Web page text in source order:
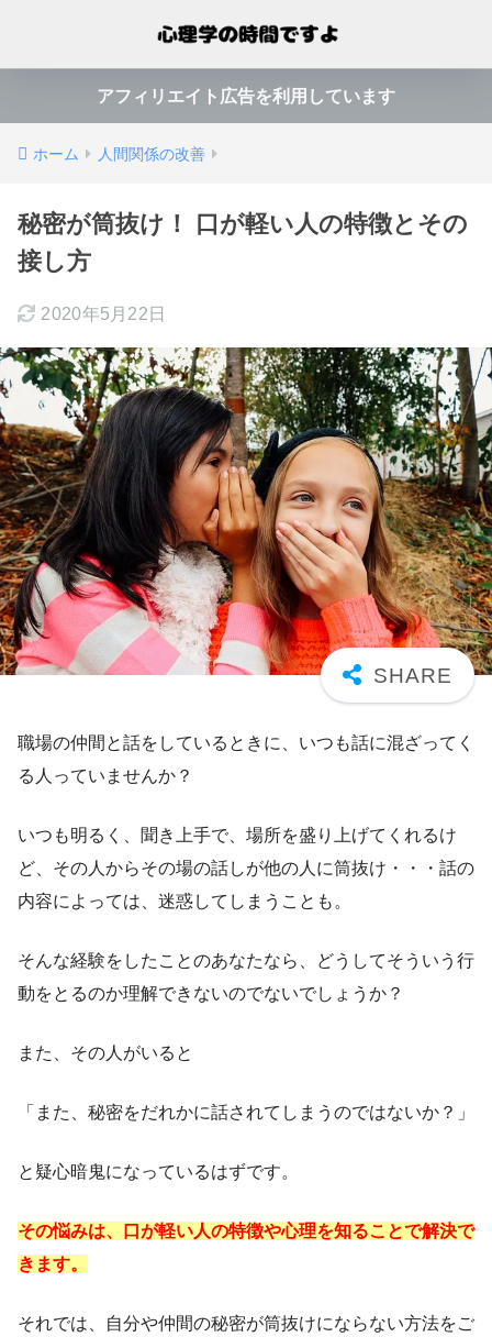
アフィリエイト広告を利用しています
ホーム 人間関係の改善
秘密が筒抜け！ 口が軽い人の特徴とその
接し方
2020年5月22日
職場の仲間と話をしているときに、いつも話に混ざってく
る人っていませんか？
いつも明るく、聞き上手で、場所を盛り上げてくれるけ
ど、その人からその場の話しが他の人に筒抜け・・・話の
内容によっては、迷惑してしまうことも。
そんな経験をしたことのあなたなら、どうしてそういう行
動をとるのか理解できないのでないでしょうか？
また、その人がいると
「また、秘密をだれかに話されてしまうのではないか？」
と疑心暗鬼になっているはずです。
その悩みは、口が軽い人の特徴や心理を知ることで解決で
きます。
それでは、自分や仲間の秘密が筒抜けにならない方法をご